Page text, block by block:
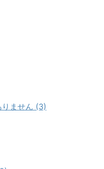
ません (3)